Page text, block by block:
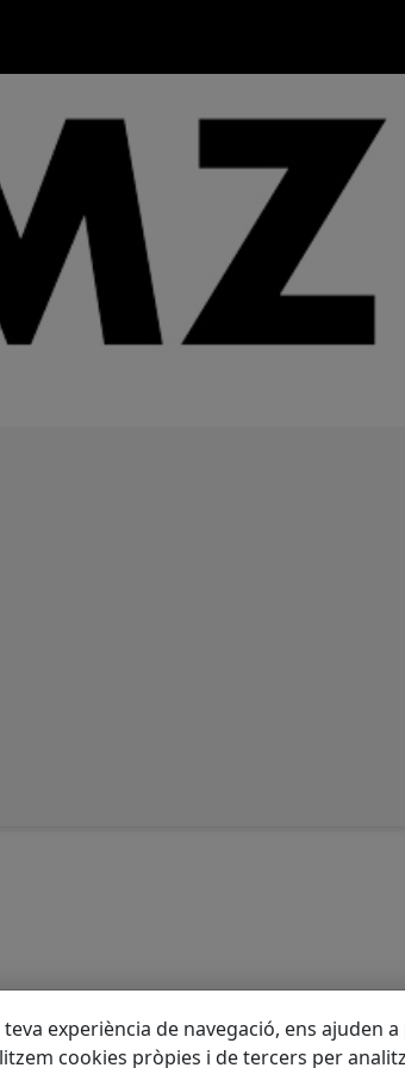
experiència de navegació, ens
cookies pròpies i de tercers per